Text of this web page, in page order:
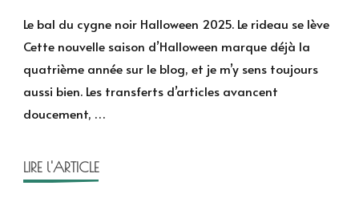
cygne
noir
:
Le bal du cygne noir Halloween 2025. Le rideau se lève
Cette nouvelle saison d’Halloween marque déjà la
quatrième année sur le blog, et je m’y sens toujours
aussi bien. Les transferts d’articles avancent
doucement, …
LIRE l'ARTICLE